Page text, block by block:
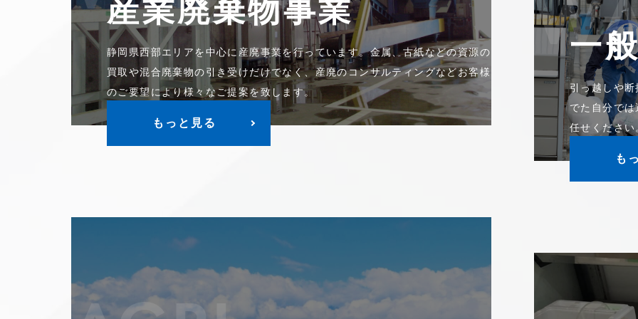
産業廃棄物事業
静岡県西部エリアを中心に産廃事業を行っています。金属、古紙などの資源の
買取や混合廃棄物の引き受けだけでなく、産廃のコンサルティングなどお客様
のご要望により様々なご提案を致します。
もっと見る
一
引っ越しや
でた自分で
任せください
も